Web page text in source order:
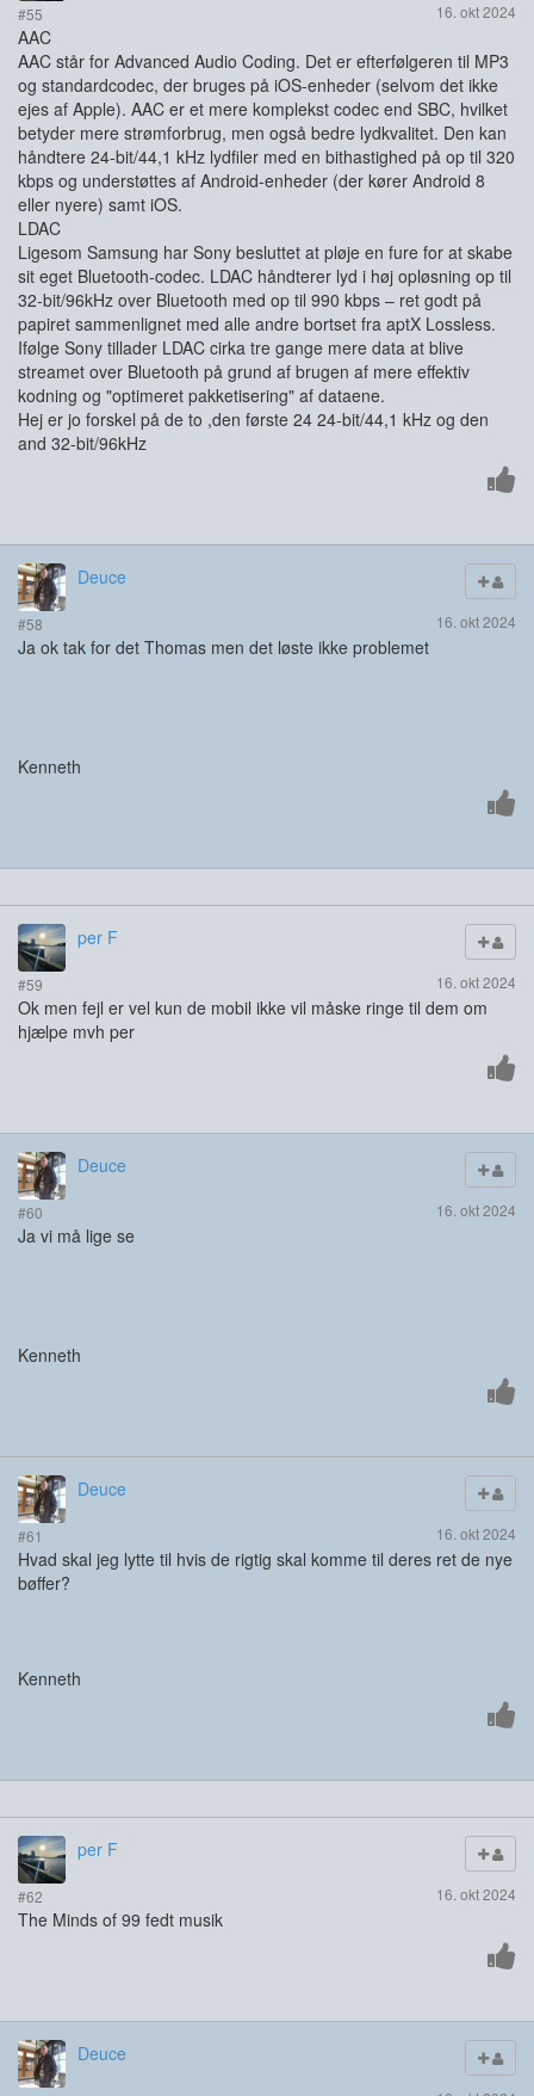
#55 16. okt 2024
AAC
AAC står for Advanced Audio Coding. Det er efterfølgeren til MP3
og standardcodec, der bruges på iOS-enheder (selvom det ikke
ejes af Apple). AAC er et mere komplekst codec end SBC, hvilket
betyder mere strømforbrug, men også bedre lydkvalitet. Den kan
håndtere 24-bit/44,1 kHz lydfiler med en bithastighed på op til 320
kbps og understøttes af Android-enheder (der kører Android 8
eller nyere) samt iOS.
LDAC
Ligesom Samsung har Sony besluttet at pløje en fure for at skabe
sit eget Bluetooth-codec. LDAC håndterer lyd i høj opløsning op til
32-bit/96kHz over Bluetooth med op til 990 kbps – ret godt på
papiret sammenlignet med alle andre bortset fra aptX Lossless.
Ifølge Sony tillader LDAC cirka tre gange mere data at blive
streamet over Bluetooth på grund af brugen af mere effektiv
kodning og "optimeret pakketisering" af dataene.
Hej er jo forskel på de to ,den første 24 24-bit/44,1 kHz og den
and 32-bit/96kHz
Deuce
#58 16. okt 2024
Ja ok tak for det Thomas men det løste ikke problemet
Kenneth
per F
#59 16. okt 2024
Ok men fejl er vel kun de mobil ikke vil måske ringe til dem om
hjælpe mvh per
Deuce
#60 16. okt 2024
Ja vi må lige se
Kenneth
Deuce
#61 16. okt 2024
Hvad skal jeg lytte til hvis de rigtig skal komme til deres ret de nye
bøffer?
Kenneth
per F
#62 16. okt 2024
The Minds of 99 fedt musik
Deuce